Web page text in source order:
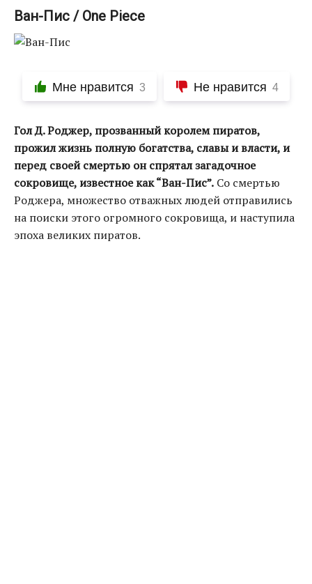
Ван-Пис / One Piece
Мне нравится 3 Не нравится 4
Гол Д. Роджер, прозванный королем пиратов,
прожил жизнь полную богатства, славы и власти, и
перед своей смертью он спрятал загадочное
сокровище, известное как “Ван-Пис”. Со смертью
Роджера, множество отважных людей отправились
на поиски этого огромного сокровища, и наступила
эпоха великих пиратов.